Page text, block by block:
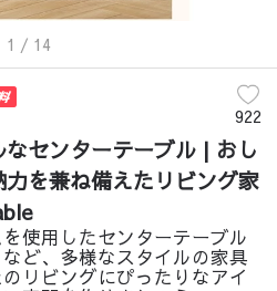
1 / 14
922
センターテーブル | おし
を兼ね備えたリビング家
使用したセンターテーブル
ど、多様なスタイルの家具
リビングにぴったりなアイ